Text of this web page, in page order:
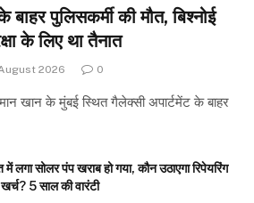
पुलिसकर्मी की मौत, बिश्नोई
के लिए था तैनात
2026 0
खान के मुंबई स्थित गैलेक्सी अपार्टमेंट के बाहर
लगा सोलर पंप खराब हो गया, कौन उठाएगा रिपेयरिंग
5 साल की वारंटी